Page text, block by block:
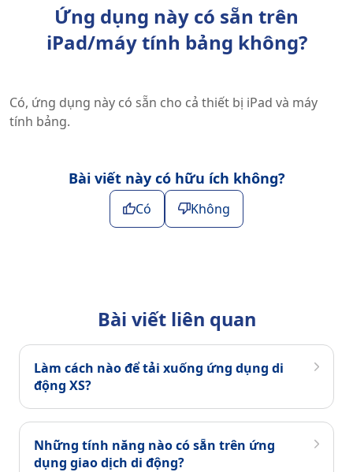
Ứng dụng này có sẵn trên
iPad/máy tính bảng không?
Có, ứng dụng này có sẵn cho cả thiết bị iPad và máy
tính bảng.
Bài viết này có hữu ích không?
Có Không
Bài viết liên quan
Làm cách nào để tải xuống ứng dụng di
động XS?
Những tính năng nào có sẵn trên ứng
dụng giao dịch di động?